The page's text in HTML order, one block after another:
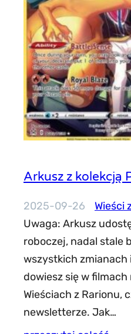
Arkusz z kolekcją
2025-09-26
Wieści
Uwaga: Arkusz
roboczej, nadal stale
wszystkich zmianach
dowiesz się w filmach
Wieściach z Rarionu,
newsletterze. Jak…